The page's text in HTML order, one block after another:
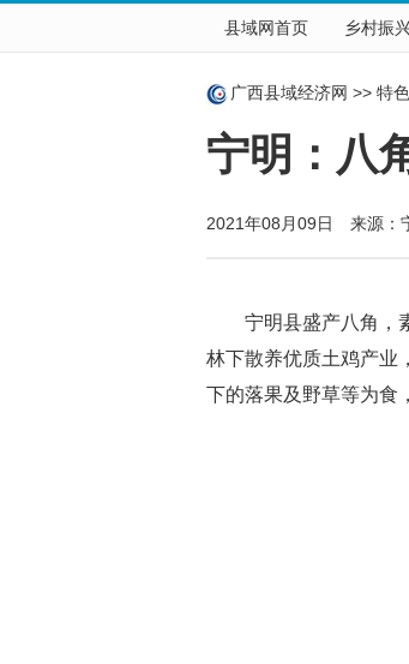
县域网首页 乡村振
广西县域经济网 >> 特
宁明：八
2021年08月09日 来源：
宁明县盛产八角，素
林下散养优质土鸡产业
下的落果及野草等为食